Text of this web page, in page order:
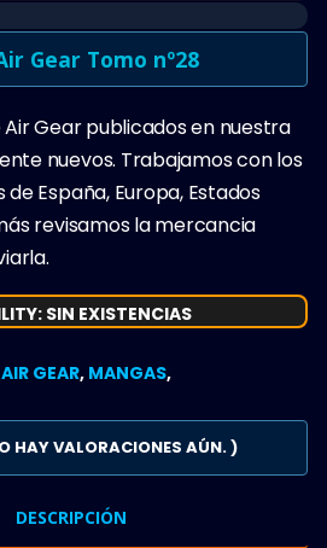
Gear Tomo nº28
Gear publicados en nuestra
nuevos. Trabajamos con los
España, Europa, Estados
revisamos la mercancia
SIN EXISTENCIAS
GEAR, MANGAS,
HAY VALORACIONES AÚN. )
DESCRIPCIÓN